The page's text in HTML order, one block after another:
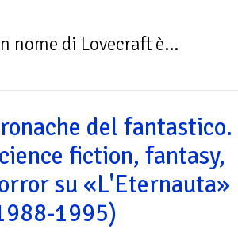
nome di Lovecraft è...
del fantastico.
fiction, fantasy,
su «L'Eternauta»
1995)